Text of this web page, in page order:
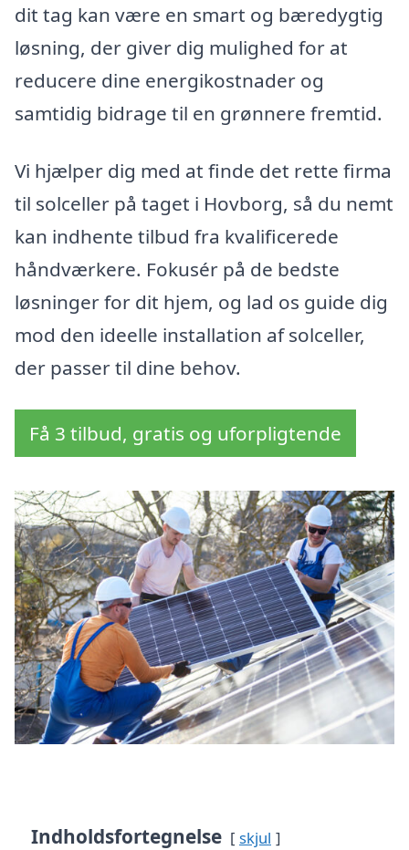
dit tag kan være en smart og bæredygtig
løsning, der giver dig mulighed for at
reducere dine energikostnader og
samtidig bidrage til en grønnere fremtid.
Vi hjælper dig med at finde det rette firma
til solceller på taget i Hovborg, så du nemt
kan indhente tilbud fra kvalificerede
håndværkere. Fokusér på de bedste
løsninger for dit hjem, og lad os guide dig
mod den ideelle installation af solceller,
der passer til dine behov.
Få 3 tilbud, gratis og uforpligtende
Indholdsfortegnelse skjul